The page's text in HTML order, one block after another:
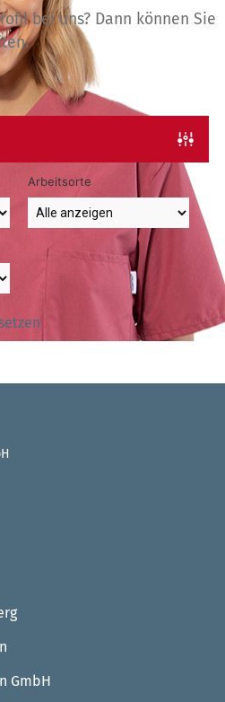
bei uns? Dann können Sie
Arbeitsorte
GmbH